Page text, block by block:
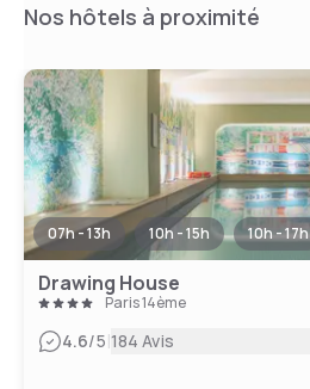
Nos hôtels à proximité
07h - 13h 10h - 15h 10h - 17h
Drawing House
Paris 14ème
4.6/5|184 Avis